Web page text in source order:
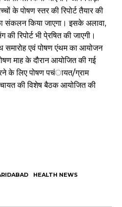
के पोषण स्तर की रिपोर्ट तैयार की
संकलन किया जाएगा। इसके अलावा,
रिपोर्ट भी पे्रषित की जाएगी।
समारोह एवं पोषण एंथम का आयोजन
माह के दौरान आयोजित की गई
करने के लिए पोषण पचंायत/ग्राम
की विशेष बैठक आयोजित की
HEALTH NEWS